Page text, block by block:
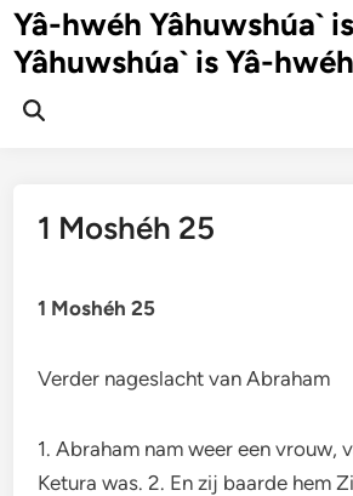
Ga
naar
inhoud
Yâ-hwéh Yâhuwshúa`
Yâhuwshúa` is Yâ-hwéh
Zoeken
1 Moshéh 25
1 Moshéh 25
Verder nageslacht van Abraham
1. Abraham nam weer een vrouw,
Ketura was. 2. En zij baarde hem